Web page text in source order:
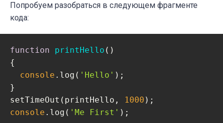
Попробуем разобраться в следующем фрагменте
кода:
function printHello (
{
console .log( 'Hello' );
}
setTimeOut(printHello,
1000
console .log( 'Me First' );